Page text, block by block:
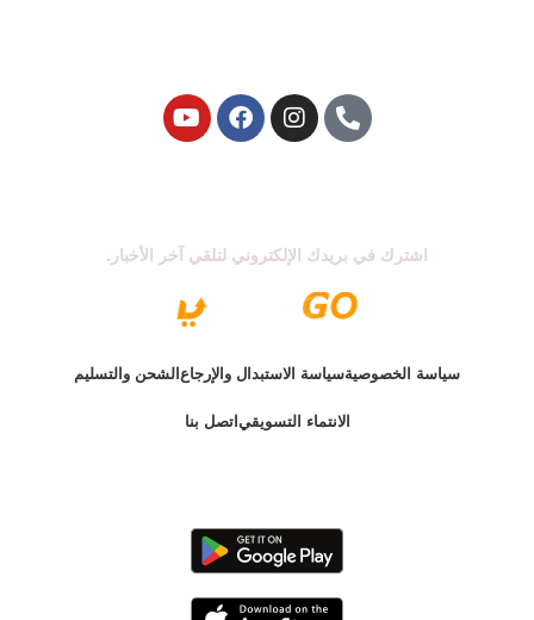
اشترك في بريدك الإلكتروني لتلقي آخر الأخبار.
سياسة الخصوصيةسياسة الاستبدال والإرجاع الشحن والتسليم
الانتماء التسويقي اتصل بنا